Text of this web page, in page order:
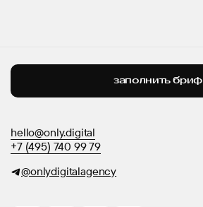
заполнить бриф
@onlydigitalagency
hello@only.digital
+7 (495) 740 99 79